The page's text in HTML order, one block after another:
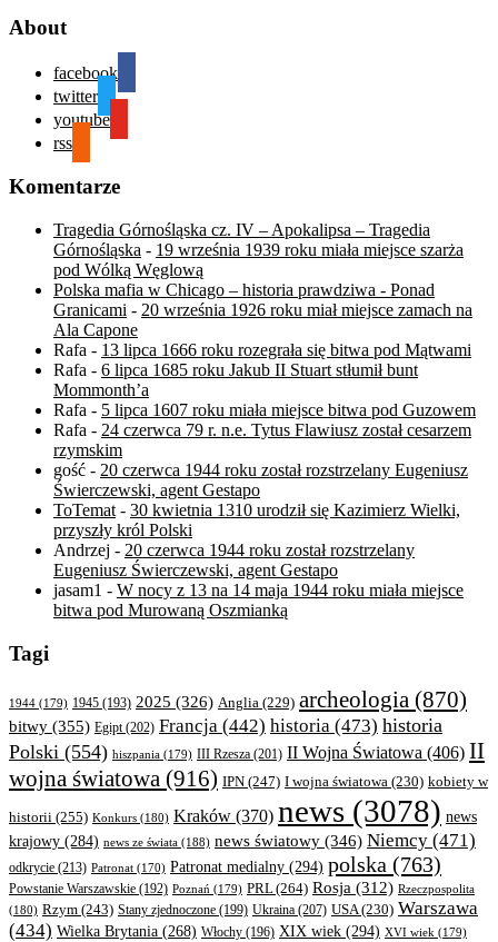
About
facebook
twitter
youtube
rss
Komentarze
Tragedia Górnośląska cz. IV – Apokalipsa – Tragedia
Górnośląska - 19 września 1939 roku miała miejsce szarża
pod Wólką Węglową
Polska mafia w Chicago – historia prawdziwa - Ponad
Granicami - 20 września 1926 roku miał miejsce zamach na
Ala Capone
Rafa - 13 lipca 1666 roku rozegrała się bitwa pod Mątwami
Rafa - 6 lipca 1685 roku Jakub II Stuart stłumił bunt
Mommonth’a
Rafa - 5 lipca 1607 roku miała miejsce bitwa pod Guzowem
Rafa - 24 czerwca 79 r. n.e. Tytus Flawiusz został cesarzem
rzymskim
gość - 20 czerwca 1944 roku został rozstrzelany Eugeniusz
Świerczewski, agent Gestapo
ToTemat - 30 kwietnia 1310 urodził się Kazimierz Wielki,
przyszły król Polski
Andrzej - 20 czerwca 1944 roku został rozstrzelany
Eugeniusz Świerczewski, agent Gestapo
jasam1 - W nocy z 13 na 14 maja 1944 roku miała miejsce
bitwa pod Murowaną Oszmianką
Tagi
1944 (179) 1945 (193) 2025 (326) Anglia (229) archeologia (870)
bitwy (355) Egipt(202) Francja (442) historia (473) historia
Polski (554) hiszpania (179) III Rzesza (201) II Wojna Światowa (406) II
wojna światowa (916) IPN (247) I wojna światowa (230) kobiety w
historii (255) Konkurs (180) Kraków (370) news (3078) news
krajowy (284) news ze świata (188) news światowy (346) Niemcy (471)
odkrycie (213) Patronat (170) Patronat medialny (294) polska (763)
Powstanie Warszawskie (192) Poznań (179) PRL(264) Rosja (312) Rzeczpospolita
(180) Rzym (243) Stany zjednoczone (199) Ukraina (207) USA(230) Warszawa
(434) Wielka Brytania (268) Włochy (196) XIX wiek (294) XVI wiek (179)